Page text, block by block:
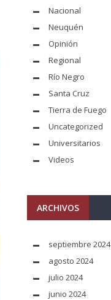
Nacional
Neuquén
Opinión
Regional
Río Negro
Santa Cruz
Tierra de Fuego
Uncategorized
Universitarios
Videos
ARCHIVOS
septiembre 2024
agosto 2024
julio 2024
junio 2024